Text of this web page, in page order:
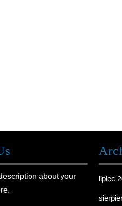
about your
lipiec